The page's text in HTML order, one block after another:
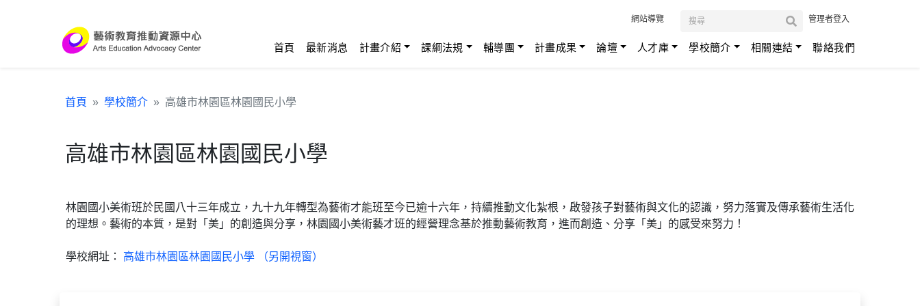
網站導覽 管理者登入
首頁 最新消息 計畫介紹 課綱法規 輔導團 計畫成果 論壇 人才庫 學校簡介 相關連結 聯絡我們
首頁 學校簡介 高雄市林園區林園國民小學
高雄市林園區林園國民小學
林園國小美術班於民國八十三年成立，九十九年轉型為藝術才能班至今已逾十六年，持續推動文化紮根，啟發孩子對藝術與文化的認識，努力落實及傳承藝術生活化
的理想。藝術的本質，是對「美」的創造與分享，林園國小美術藝才班的經營理念基於推動藝術教育，進而創造、分享「美」的感受來努力！
學校網址： 高雄市林園區林園國民小學 （另開視窗）